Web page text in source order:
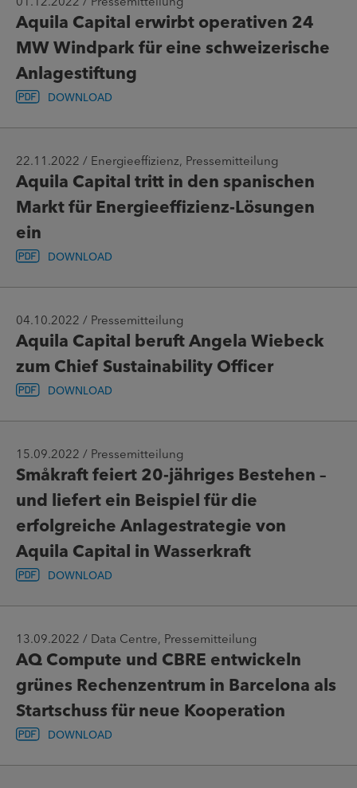
Aquila Capital erwirbt operativen 24
MW Windpark für eine schweizerische
Anlagestiftung
DOWNLOAD
22.11.2022 / Energieeffizienz, Pressemitteilung
Aquila Capital tritt in den spanischen
Markt für Energieeffizienz-Lösungen
ein
DOWNLOAD
04.10.2022 / Pressemitteilung
Aquila Capital beruft Angela Wiebeck
zum Chief Sustainability Officer
DOWNLOAD
15.09.2022 / Pressemitteilung
Småkraft feiert 20-jähriges Bestehen –
und liefert ein Beispiel für die
erfolgreiche Anlagestrategie von
Aquila Capital in Wasserkraft
DOWNLOAD
13.09.2022 / Data Centre, Pressemitteilung
AQ Compute und CBRE entwickeln
grünes Rechenzentrum in Barcelona als
Startschuss für neue Kooperation
DOWNLOAD